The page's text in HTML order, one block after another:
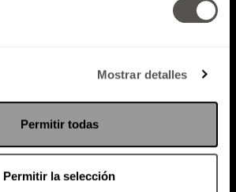
Mostrar detalles
Permitir todas
Permitir la selección
Política de Privacidad
RADIO MARTHA EVENTOS
SACA TU ID